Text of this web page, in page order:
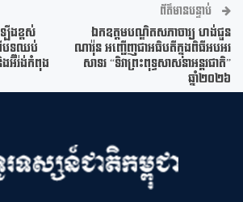
ើងខ្ពស់
បទឈប់
ងអ៊ីរ៉ង់កំពុង
ព័ត៌មានបន្ទាប់
ឯកឧត្តមបណ្ឌិតសភាចារ្យ ហង់ជួន
ណារ៉ុន អញ្ជើញជាអធិបតីក្នុងពិធីអបអរ
សាទរ “ទិវាព្រះពុទ្ធសាសនាអន្តរជាតិ”
ឆ្នាំ២០២៦